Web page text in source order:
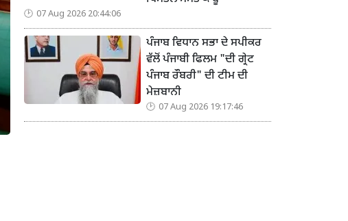
07 Aug 2026 20:44:06
ਪੰਜਾਬ ਵਿਧਾਨ ਸਭਾ ਦੇ ਸਪੀਕਰ
ਵੱਲੋਂ ਪੰਜਾਬੀ ਫਿਲਮ "ਦੀ ਗ੍ਰੇਟ
ਪੰਜਾਬ ਰੌਬਰੀ" ਦੀ ਟੀਮ ਦੀ
ਮੇਜ਼ਬਾਨੀ
07 Aug 2026 19:17:46